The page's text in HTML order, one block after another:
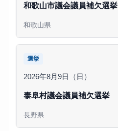
和歌山市議会議員補欠選挙
和歌山県
選挙
2026年8月9日（日）
泰阜村議会議員補欠選挙
長野県